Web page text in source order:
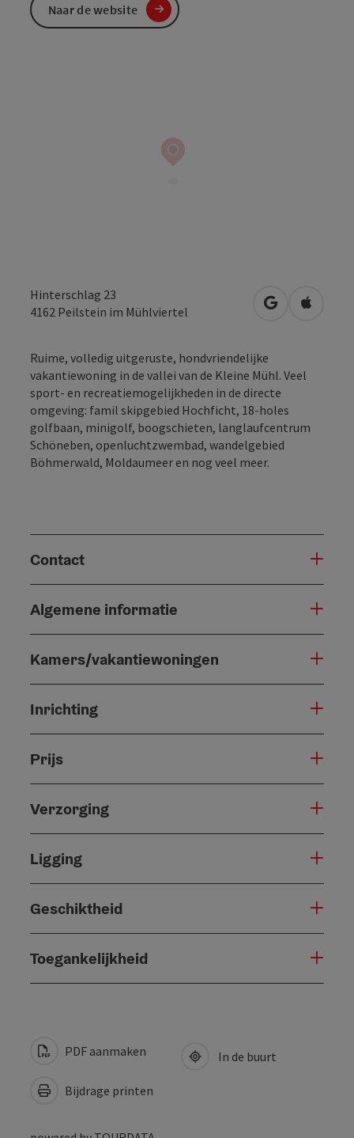
Hinterschlag 23
4162 Peilstein im Mühlviertel Openen in
Ruime, volledig uitgeruste, hondvriendelijke
vakantiewoning in de vallei van de Kleine Mühl. Veel
sport- en recreatiemogelijkheden in de directe
omgeving: famil skipgebied Hochficht, 18-holes
golfbaan, minigolf, boogschieten, langlaufcentrum
Schöneben, openluchtzwembad, wandelgebied
Böhmerwald, Moldaumeer en nog veel meer.
Contact
Algemene informatie
Kamers/vakantiewoningen
Inrichting
Prijs
Verzorging
Ligging
Geschiktheid
Toegankelijkheid
Naar de website
PDF aanmaken
Bijdrage printen
In de buurt